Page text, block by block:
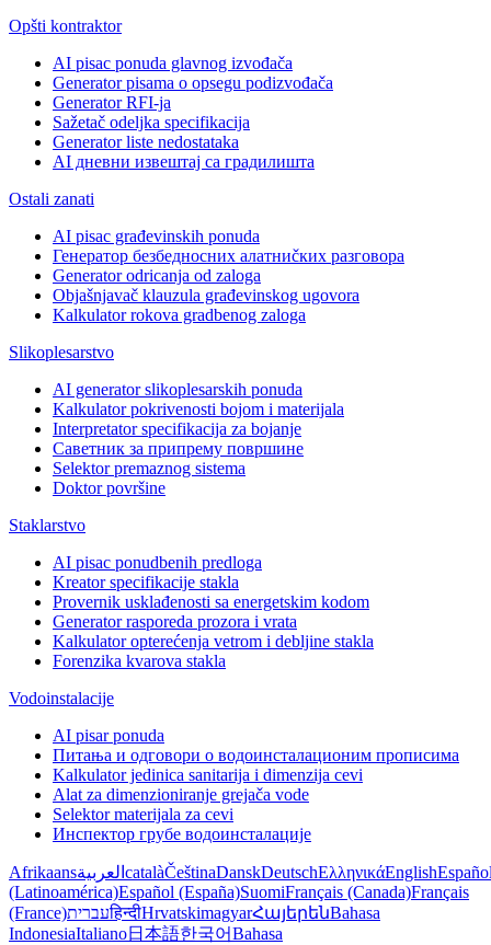
Opšti kontraktor
AI pisac ponuda glavnog izvođača
Generator pisama o opsegu podizvođača
Generator RFI-ja
Sažetač odeljka specifikacija
Generator liste nedostataka
AI дневни извештај са градилишта
Ostali zanati
AI pisac građevinskih ponuda
Генератор безбедносних алатниčких разговора
Generator odricanja od zaloga
Objašnjavač klauzula građevinskog ugovora
Kalkulator rokova gradbenog zaloga
Slikoplesarstvo
AI generator slikoplesarskih ponuda
Kalkulator pokrivenosti bojom i materijala
Interpretator specifikacija za bojanje
Саветник за припрему површине
Selektor premaznog sistema
Doktor površine
Staklarstvo
AI pisac ponudbenih predloga
Kreator specifikacije stakla
Provernik usklađenosti sa energetskim kodom
Generator rasporeda prozora i vrata
Kalkulator opterećenja vetrom i debljine stakla
Forenzika kvarova stakla
Vodoinstalacije
AI pisar ponuda
Питања и одговори о водоинсталационим прописима
Kalkulator jedinica sanitarija i dimenzija cevi
Alat za dimenzioniranje grejača vode
Selektor materijala za cevi
Инспектор грубе водоинсталације
Afrikaansالعربية catalàČeštinaDanskDeutschΕλληνικάEnglish
(Latinoamérica)Español (España)SuomiFrançais (Canada)Français
(France)עבריתहिन्दीHrvatskimagyarՀայերենBahasa
IndonesiaItaliano日本語한국어Bahasa